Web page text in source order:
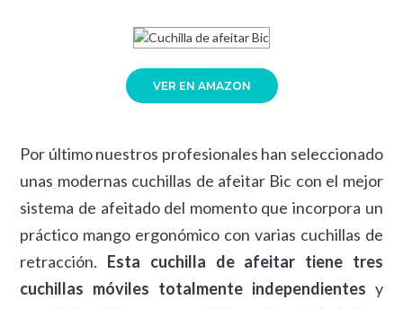
VER EN AMAZON
Por último nuestros profesionales han seleccionado
unas modernas cuchillas de afeitar Bic con el mejor
sistema de afeitado del momento que incorpora un
práctico mango ergonómico con varias cuchillas de
retracción. Esta cuchilla de afeitar tiene tres
cuchillas móviles totalmente independientes y